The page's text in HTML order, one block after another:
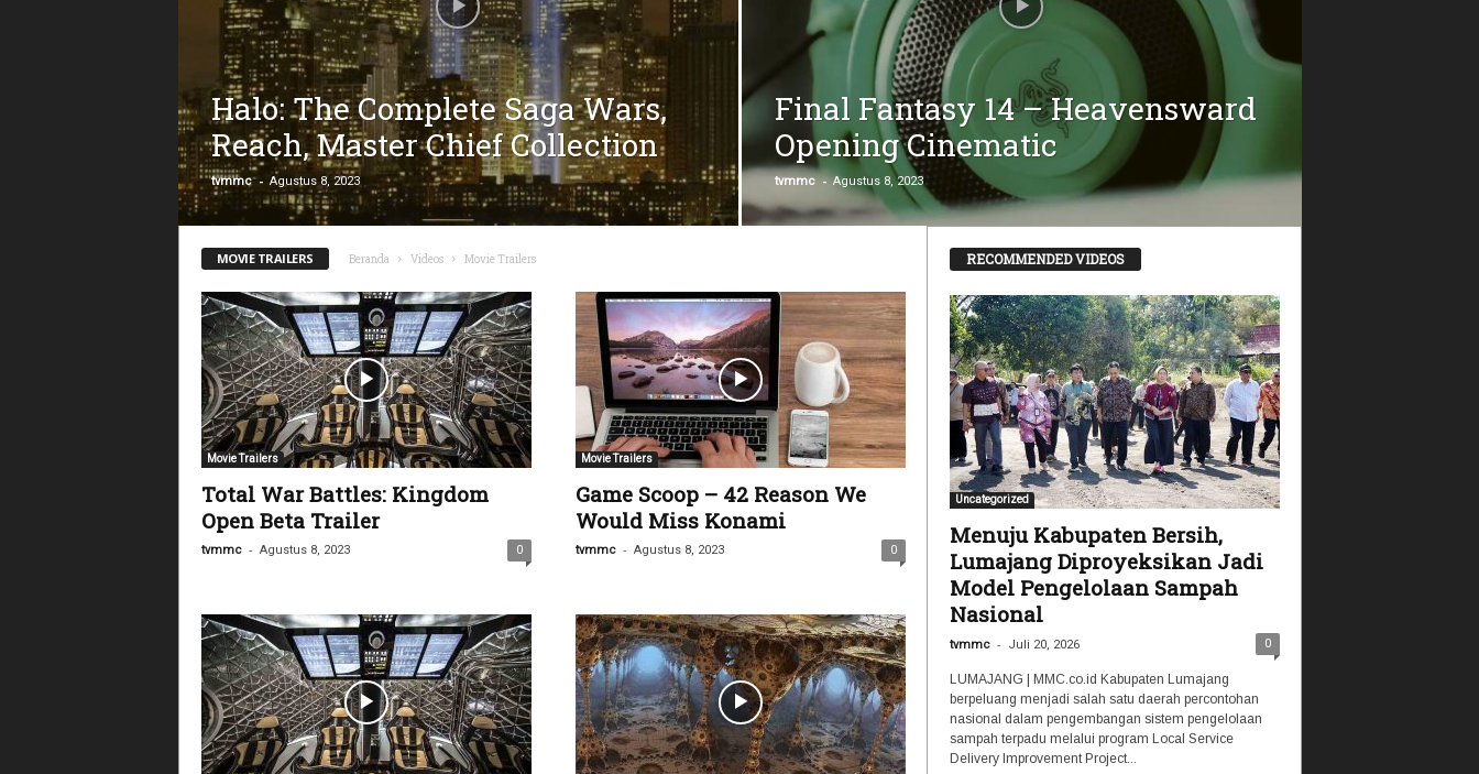
Halo: The Complete Saga Wars,
Reach, Master Chief Collection
tvmmc - Agustus 8, 2023
Final Fantasy 14 – Heavensward
Opening Cinematic
tvmmc - Agustus 8, 2023
MOVIE TRAILERS Beranda Videos Movie Trailers
Movie Trailers
Total War Battles: Kingdom
Open Beta Trailer
tvmmc - Agustus 8, 2023 0
Movie Trailers
Game Scoop – 42 Reason We
Would Miss Konami
tvmmc - Agustus 8, 2023 0
RECOMMENDED VIDEOS
Uncategorized
Menuju Kabupaten Bersih,
Lumajang Diproyeksikan Jadi
Model Pengelolaan Sampah
Nasional
tvmmc - Juli 20, 2026 0
LUMAJANG | MMC.co.id Kabupaten Lumajang
berpeluang menjadi salah satu daerah percontohan
nasional dalam pengembangan sistem pengelolaan
sampah terpadu melalui program Local Service
Delivery Improvement Project...